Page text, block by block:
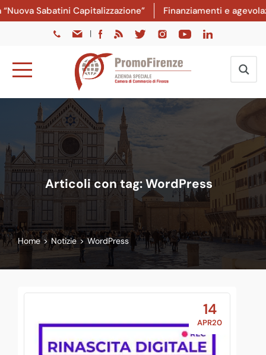
Sabatini Capitalizzazione” Finanziamenti e
|
Articoli con tag: WordPress
Home > Notizie > WordPress
14
APR20